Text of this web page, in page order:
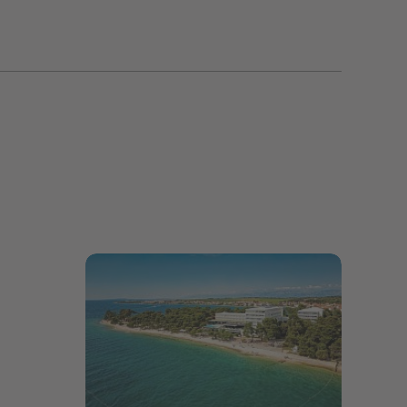
Bildergalerie öffnen